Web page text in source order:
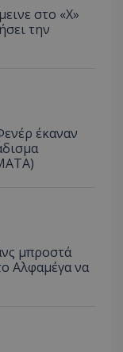
στο «Χ»
την
έκαναν
μπροστά
Αλφαμέγα να